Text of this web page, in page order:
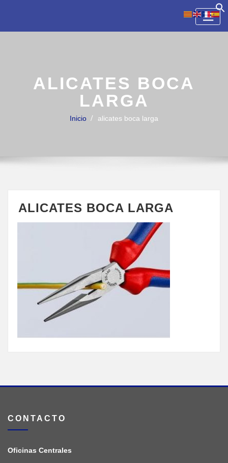
content
ALICATES BOCA
LARGA
Inicio alicates boca larga
ALICATES BOCA LARGA
CONTACTO
Oficinas Centrales